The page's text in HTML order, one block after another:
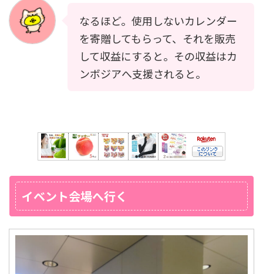
なるほど。使用しないカレンダー
を寄贈してもらって、それを販売
して収益にすると。その収益はカ
ンボジアへ支援されると。
イベント会場へ行く